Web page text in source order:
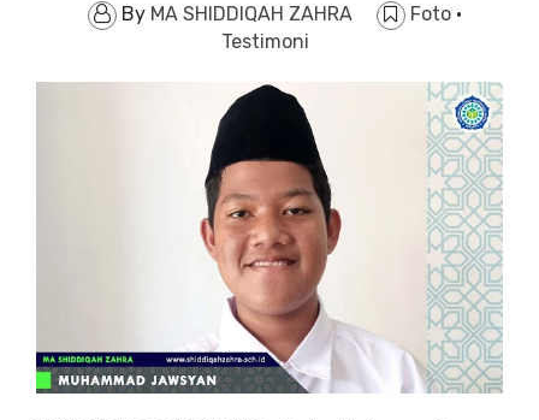
By MA SHIDDIQAH ZAHRA Foto ·
Testimoni